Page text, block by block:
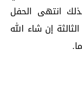
انتهى الحفل
إن شاء الله